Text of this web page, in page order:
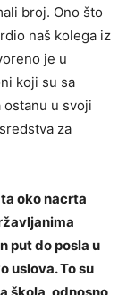
broj. Ono što
naš kolega iz
je u
koji su sa
ostanu u svoji
za
oko nacrta
put do posla u
uslova. To su